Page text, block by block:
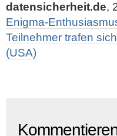
datensicherheit.de,
Enigma-
Teilnehmer trafen
(USA)